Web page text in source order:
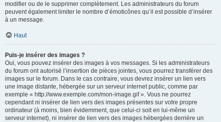
modifier ou de le supprimer complètement. Les administrateurs du forum
peuvent également limiter le nombre d’émoticônes qu’il est possible d’insérer
à un message.
Haut
Puis-je insérer des images ?
Oui, vous pouvez insérer des images à vos messages. Si les administrateurs
du forum ont autorisé l’insertion de pièces jointes, vous pourrez transférer des
images sur le forum. Dans le cas contraire, vous devrez insérer un lien vers
une image distante, hébergée sur un serveur internet public, comme par
exemple « http://www.exemple.com/mon-image.gif ». Vous ne pourrez
cependant ni insérer de lien vers des images présentes sur votre propre
ordinateur (à moins, bien évidemment, que celui-ci soit en lui-même un
serveur internet), ni insérer de lien vers des images hébergées derrière un